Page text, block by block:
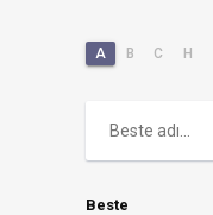
A B C H
Beste